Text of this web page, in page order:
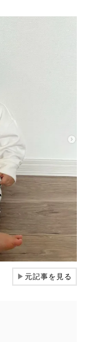
▶元記事を見る